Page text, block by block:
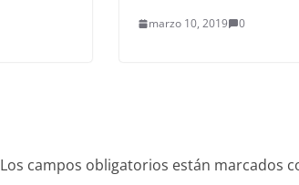
marzo 10, 2019 0
Los campos obligatorios están marcados